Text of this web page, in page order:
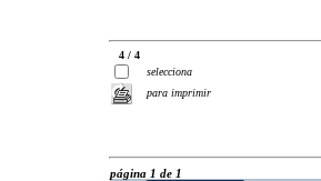
4 / 4
selecciona
para imprimir
página 1 de 1